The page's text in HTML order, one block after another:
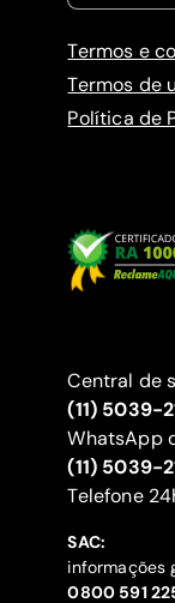
Termos e
Termos de
Política de
Central de
(11) 5039-
WhatsApp
(11) 5039-
‍Telefone
SAC:
informações
‍0800 591